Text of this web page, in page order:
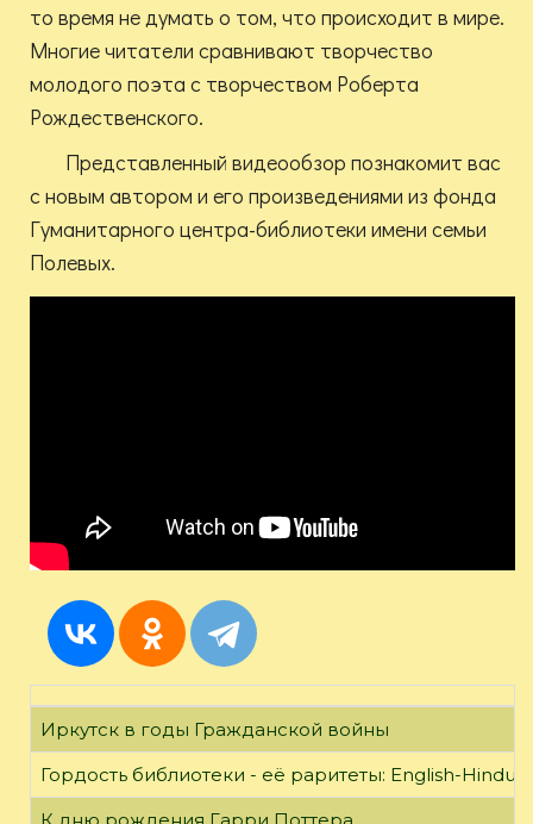
то время не думать о том, что происходит в мире.
Многие читатели сравнивают творчество
молодого поэта с творчеством Роберта
Рождественского.
Представленный видеообзор познакомит вас
с новым автором и его произведениями из фонда
Гуманитарного центра-библиотеки имени семьи
Полевых.
Иркутск в годы Гражданской войны
Гордость библиотеки - её раритеты: English-